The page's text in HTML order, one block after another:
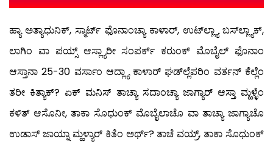
ಹ್ಯಾ ಅತ್ಯಾಧುನಿಕ್, ಸ್ಮಾರ್ಟ್ ಫೊನಾಂಚ್ಯಾ ಕಾಳಾರ್, ಉಟ್‍ಲ್ಲ್ಯಾ ಬಸ್‍ಲ್ಲ್ಯಾಕ್,
ಲಾಗಿಂ ವಾ ಪಯ್ಸ್ ಆಸ್ಲ್ಯಾರೀ ಸಂಪರ್ಕ್ ಕರುಂಕ್ ಮೊಬೈಲ್ ಫೊನಾಂ
ಆಸ್ತಾನಾ 25-30 ವರ್ಸಾಂ ಆದ್ಲ್ಯಾ ಕಾಳಾರ್ ಘಡ್‍ಲ್ಲೆಪರಿಂ ವರ್ತನ್ ಕೆಲ್ಲೆಂ
ತರೀ ಕಿತ್ಯಾಕ್? ಏಕ್ ಮನಿಸ್ ತಾಚ್ಯಾ ಸದಾಂಚ್ಯಾ ಜಾಗ್ಯಾರ್ ಆಸ್ತಾ ಮ್ಹಳ್ಳೆಂ
ಕಳಿತ್ ಆಸೊನೀ, ತಾಕಾ ಸೊಧುಂಕ್ ಮೊಬೈಲಾಚೊ ವಾ ತಾಚ್ಯಾ ಜಾಗ್ಯಾಚೊ
ಉಡಾಸ್ ಜಾಯ್ನಾ ಮ್ಹಳ್ಯಾರ್ ಕಿತೆಂ ಅರ್ಥ್? ತಾಚೆ ವಯ್ರ್, ತಾಕಾ ಸೊಧುಂಕ್